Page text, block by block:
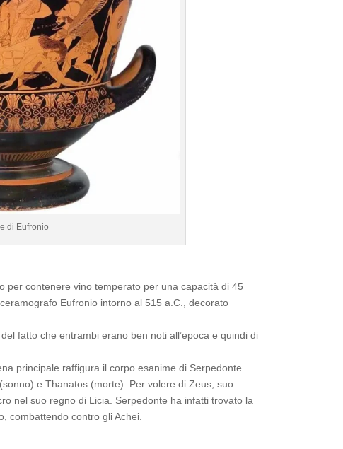
di Eufronio
per contenere vino temperato per una capacità di 45
Eufronio intorno al 515 a.C., decorato
fatto che entrambi erano ben noti all’epoca e quindi di
principale raffigura il corpo esanime di Serpedonte
e Thanatos (morte). Per volere di Zeus, suo
nel suo regno di Licia. Serpedonte ha infatti trovato la
combattendo contro gli Achei.